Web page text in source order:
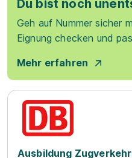
Du bist noch
Geh auf Nummer sicher
Eignung checken und
Mehr erfahren
Ausbildung